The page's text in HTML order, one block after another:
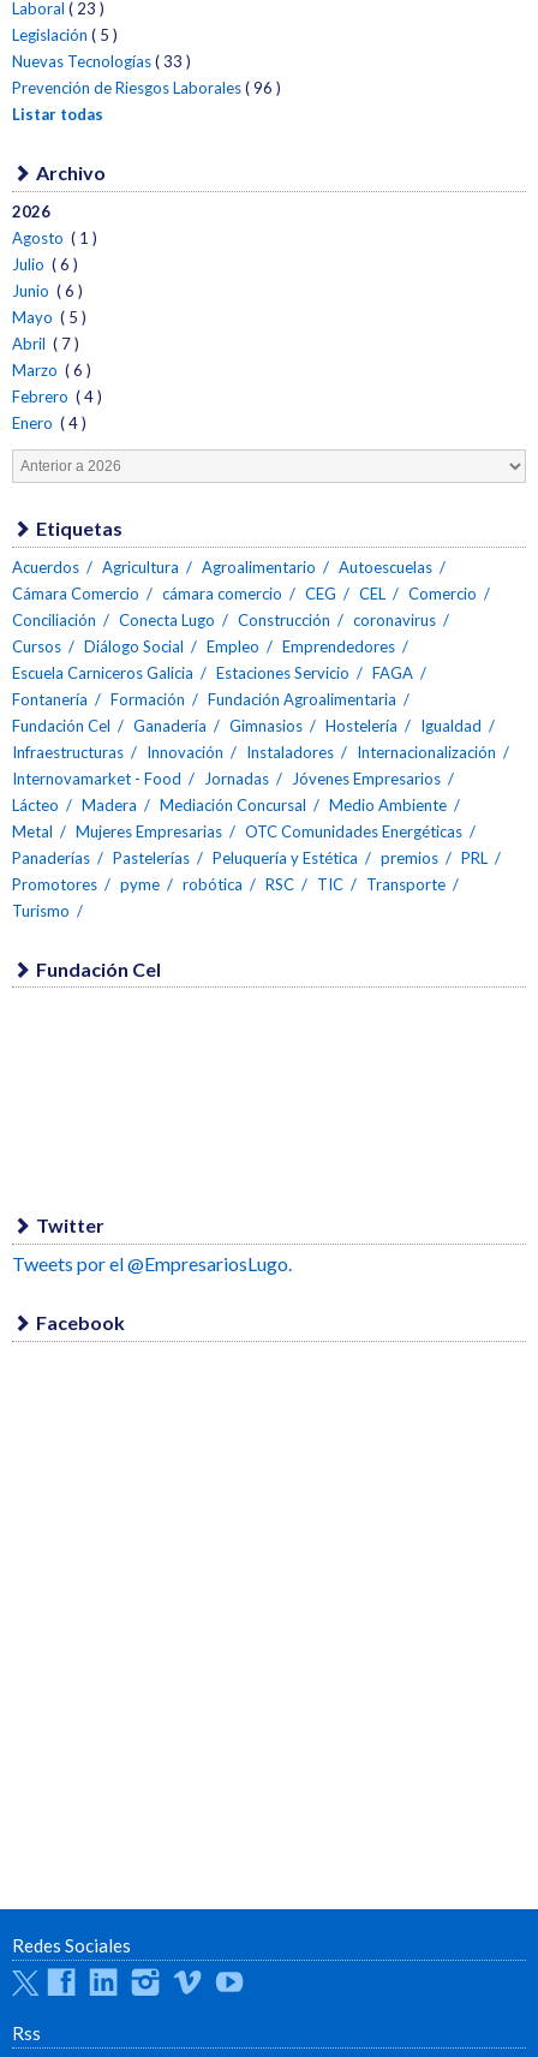
Laboral ( 23 )
Legislación ( 5 )
Nuevas Tecnologías( 33 )
Prevención de Riesgos Laborales( 96 )
Listar todas
Archivo
2026
Agosto ( 1 )
Julio ( 6 )
Junio ( 6 )
Mayo ( 5 )
Abril ( 7 )
Marzo ( 6 )
Febrero ( 4 )
Enero ( 4 )
Etiquetas
Acuerdos Agricultura Agroalimentario
Autoescuelas
Cámara Comercio
cámara comercio CEG CEL
Comercio
Conciliación
Conecta Lugo Construcción
coronavirus
Cursos
Diálogo Social Empleo
Emprendedores
Escuela Carniceros Galicia
Estaciones Servicio
FAGA
Fontanería
Formación
Fundación Agroalimentaria
Fundación Cel
Ganadería Gimnasios Hostelería
Igualdad
Infraestructuras
Innovación Instaladores
Internacionalización
Internovamarket - Food
Jornadas
Jóvenes Empresarios
Lácteo
Madera Mediación Concursal
Medio Ambiente
Metal
Mujeres Empresarias
OTC Comunidades Energéticas
Panaderías
Pastelerías Peluquería y Estética premios
PRL
Promotores
pyme robótica RSC TIC
Transporte
Turismo
Fundación Cel
Twitter
Tweets por el @EmpresariosLugo.
Facebook
Redes Sociales
TwitterFacebookLinkedinInstagram
Vimeo
Rss